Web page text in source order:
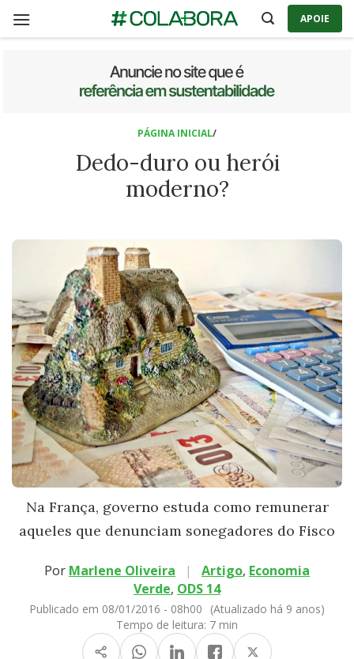
APOIE
PÁGINA INICIAL/
Dedo-duro ou herói
moderno?
Na França, governo estuda como remunerar
aqueles que denunciam sonegadores do Fisco
Por Marlene Oliveira | Artigo, Economia
Verde, ODS 14
Publicado em 08/01/2016 - 08h00
(Atualizado há 9 anos)
Tempo de leitura: 7 min